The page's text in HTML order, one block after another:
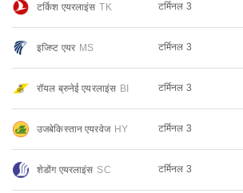
टर्किश एयरलाइंस TK टर्मिनल 3
इजिप्ट एयर MS टर्मिनल 3
रॉयल ब्रुनेई एयरलाइंस BI टर्मिनल 3
उजबेकिस्तान एयरवेज HY टर्मिनल 3
शेडोंग एयरलाइंस SC टर्मिनल 3